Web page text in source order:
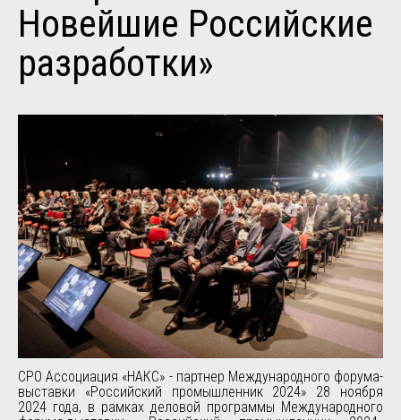
Новейшие Российские
разработки»
СРО Ассоциация «НАКС» - партнер Международного форума-
выставки «Российский промышленник 2024» 28 ноября
2024 года, в рамках деловой программы Международного